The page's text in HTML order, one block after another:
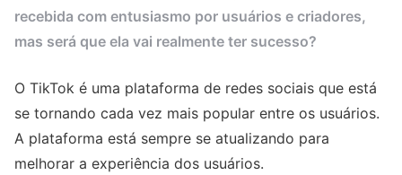
recebida com entusiasmo por usuários e criadores,
mas será que ela vai realmente ter sucesso?
O TikTok é uma plataforma de redes sociais que está
se tornando cada vez mais popular entre os usuários.
A plataforma está sempre se atualizando para
melhorar a experiência dos usuários.